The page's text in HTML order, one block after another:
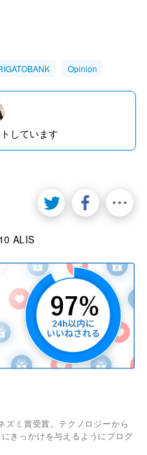
Opinion
しています
ALIS
ズミ賞受賞。テクノロジーから
きっかけを与えるようにブログ